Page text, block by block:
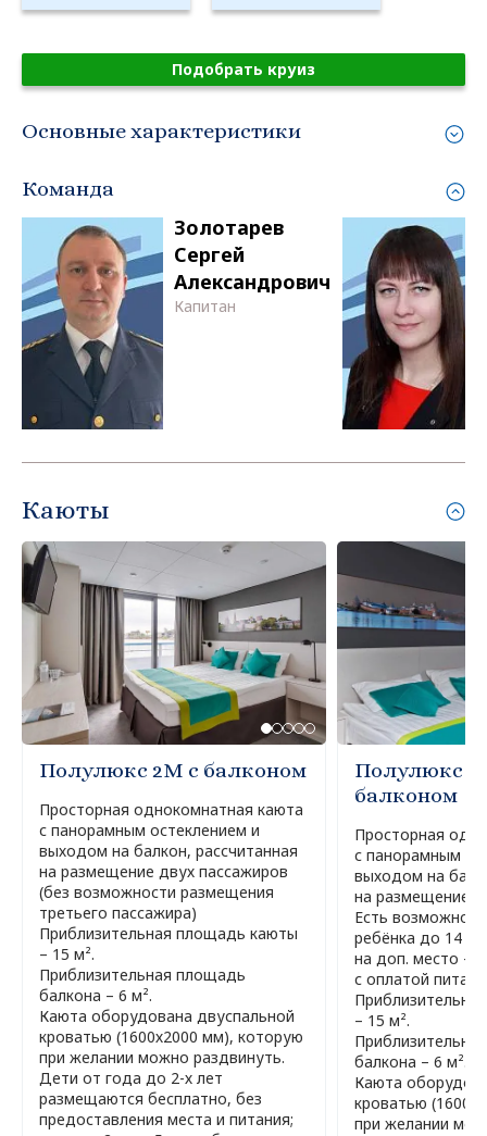
Подобрать круиз
Основные характеристики
Команда
Золотарев
Сергей
Александрович
Капитан
Каюты
Полулюкс 2М с балконом
Просторная однокомнатная каюта
с панорамным остеклением и
выходом на балкон, рассчитанная
на размещение двух пассажиров
(без возможности размещения
третьего пассажира)
Приблизительная площадь каюты
– 15 м².
Приблизительная площадь
балкона – 6 м².
Каюта оборудована двуспальной
кроватью (1600х2000 мм), которую
при желании можно раздвинуть.
Дети от года до 2-х лет
размещаются бесплатно, без
предоставления места и питания;
Полулюкс
балконом
Просторная
с панорамным
выходом на
на размещение
Есть
ребёнка до 14
на доп. место –
с оплатой
– 15 м².
балкона – 6 м².
Каюта
кроватью
при желании